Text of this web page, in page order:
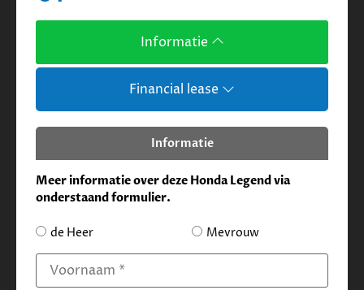
Informatie
Financial lease
Informatie
Meer informatie over deze Honda Legend via
onderstaand formulier.
de Heer Mevrouw